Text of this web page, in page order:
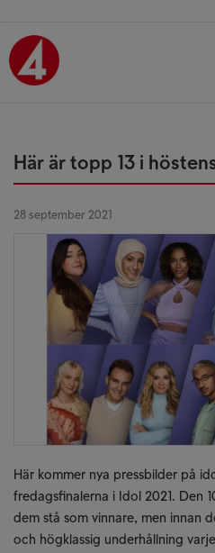
Här är topp 13 i
28 september 2021
Här kommer nya pressbilder på
fredagsfinalerna i Idol 2021. Den
dem stå som vinnare, men innan
och högklassig underhållning